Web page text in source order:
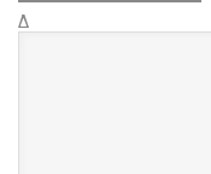
Δ